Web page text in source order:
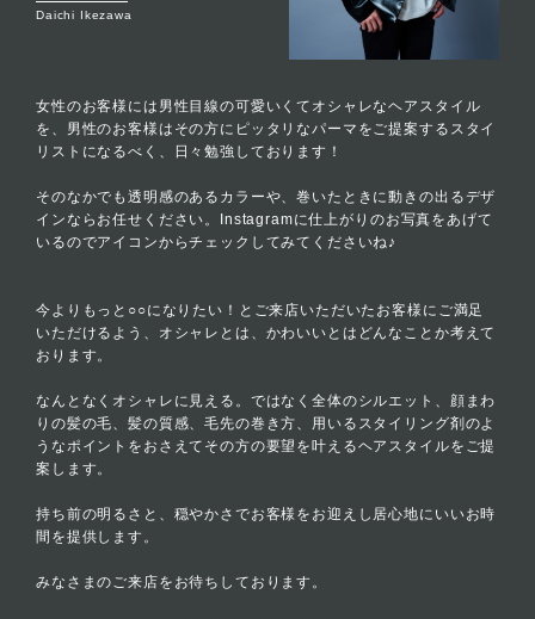
Daichi Ikezawa
女性のお客様には男性目線の可愛いくてオシャレなヘアスタイル
を、男性のお客様はその方にピッタリなパーマをご提案するスタイ
リストになるべく、日々勉強しております！
そのなかでも透明感のあるカラーや、巻いたときに動きの出るデザ
インならお任せください。Instagramに仕上がりのお写真をあげて
いるのでアイコンからチェックしてみてくださいね♪
今よりもっと○○になりたい！とご来店いただいたお客様にご満足
いただけるよう、オシャレとは、かわいいとはどんなことか考えて
おります。
なんとなくオシャレに見える。ではなく全体のシルエット、顔まわ
りの髪の毛、髪の質感、毛先の巻き方、用いるスタイリング剤のよ
うなポイントをおさえてその方の要望を叶えるヘアスタイルをご提
案します。
持ち前の明るさと、穏やかさでお客様をお迎えし居心地にいいお時
間を提供します。
みなさまのご来店をお待ちしております。